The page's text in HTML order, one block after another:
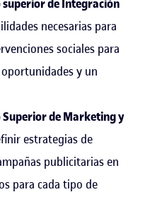
de Integración
necesarias para
sociales para
y un
de Marketing y
estrategias de
publicitarias en
para cada tipo de